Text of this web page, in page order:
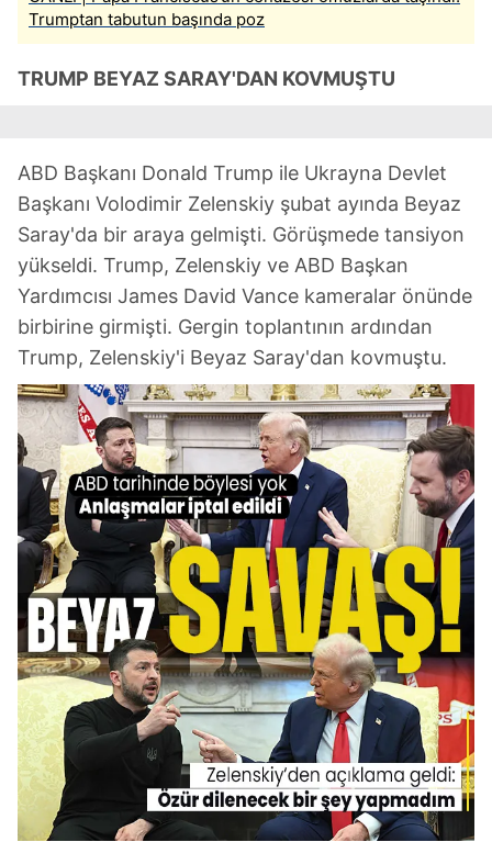
Trumptan tabutun başında poz
TRUMP BEYAZ SARAY'DAN KOVMUŞTU
ABD Başkanı Donald Trump ile Ukrayna Devlet
Başkanı Volodimir Zelenskiy şubat ayında Beyaz
Saray'da bir araya gelmişti. Görüşmede tansiyon
yükseldi. Trump, Zelenskiy ve ABD Başkan
Yardımcısı James David Vance kameralar önünde
birbirine girmişti. Gergin toplantının ardından
Trump, Zelenskiy'i Beyaz Saray'dan kovmuştu.